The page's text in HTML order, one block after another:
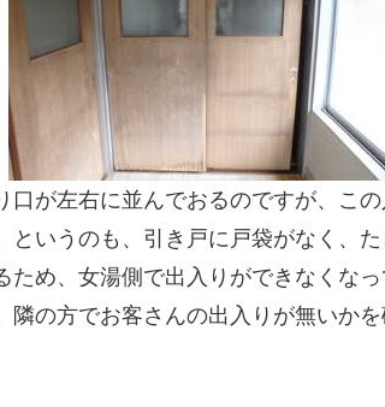
が左右に並んでおるのですが、こ
いうのも、引き戸に戸袋がなく、
め、女湯側で出入りができなくなっ
隣の方でお客さんの出入りが無いか